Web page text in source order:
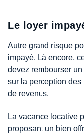
Le loyer
Autre grand risque
impayé. Là encore,
devez rembourser
sur la perception des
de revenus.
La vacance locative
proposant un bien